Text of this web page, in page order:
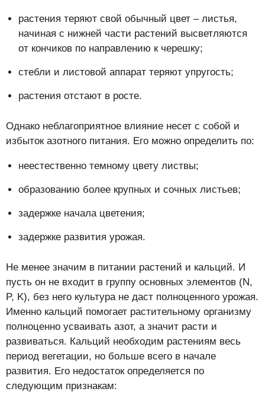
растения теряют свой обычный цвет – листья,
начиная с нижней части растений высветляются
от кончиков по направлению к черешку;
стебли и листовой аппарат теряют упругость;
растения отстают в росте.
Однако неблагоприятное влияние несет с собой и
избыток азотного питания. Его можно определить по:
неестественно темному цвету листвы;
образованию более крупных и сочных листьев;
задержке начала цветения;
задержке развития урожая.
Не менее значим в питании растений и кальций. И
пусть он не входит в группу основных элементов (N,
P, K), без него культура не даст полноценного урожая.
Именно кальций помогает растительному организму
полноценно усваивать азот, а значит расти и
развиваться. Кальций необходим растениям весь
период вегетации, но больше всего в начале
развития. Его недостаток определяется по
следующим признакам: